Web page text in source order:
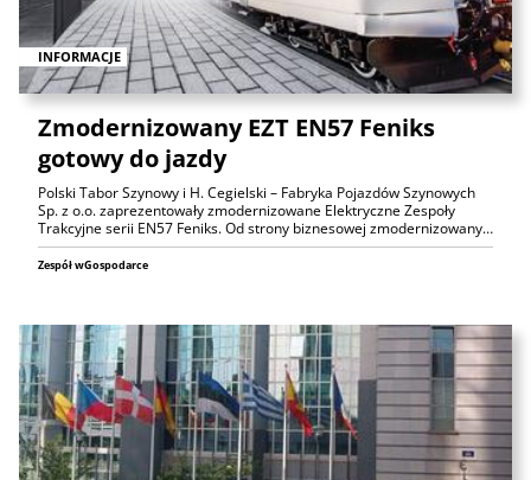
INFORMACJE
Zmodernizowany EZT EN57 Feniks
gotowy do jazdy
Polski Tabor Szynowy i H. Cegielski – Fabryka Pojazdów Szynowych
Sp. z o.o. zaprezentowały zmodernizowane Elektryczne Zespoły
Trakcyjne serii EN57 Feniks. Od strony biznesowej zmodernizowany…
Zespół wGospodarce